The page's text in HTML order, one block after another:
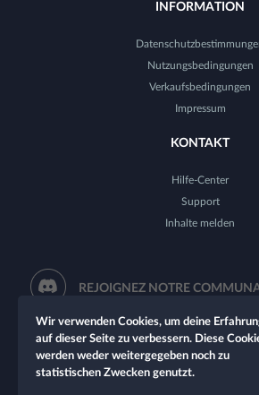
INFORMATION
Nutzungsbedingungen
Verkaufsbedingungen
Impressum
KONTAKT
Hilfe-Center
Support
Inhalte melden
REJOIGNEZ NOTRE
Wir verwenden Cookies, um deine
auf dieser Seite zu verbessern. Diese
werden weder weitergegeben noch zu
statistischen Zwecken genutzt.